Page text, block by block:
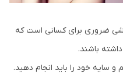
ضروری برای کسانی است که
باشند.
سایه خود را باید انجام دهید.